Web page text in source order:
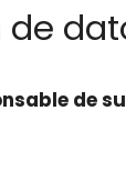
de
de